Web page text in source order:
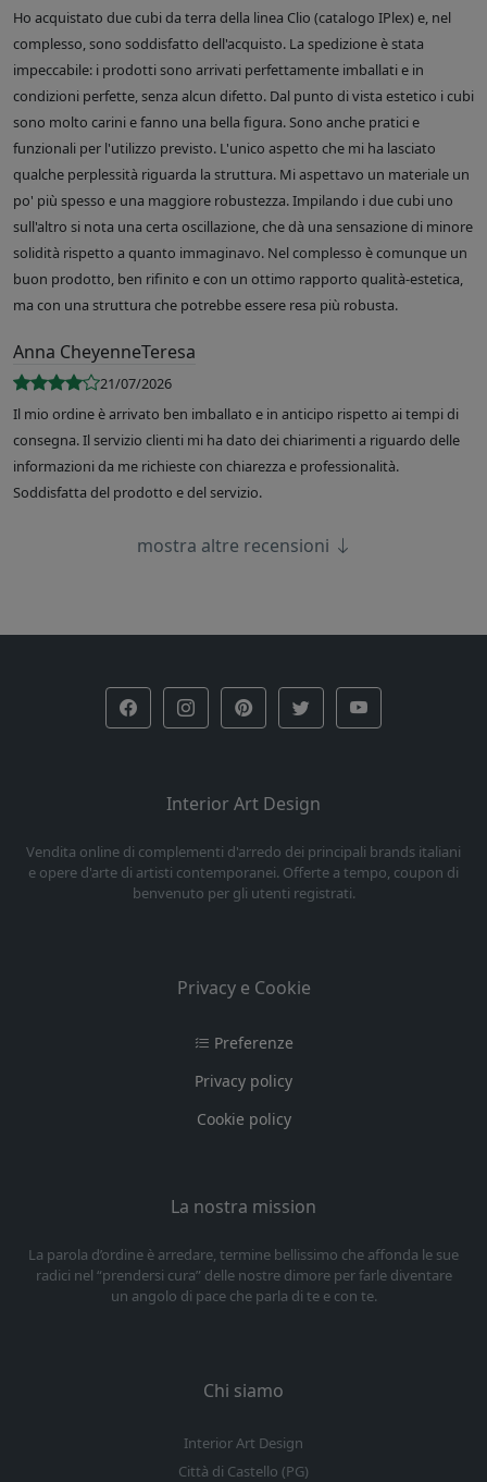
Ho acquistato due cubi da terra della linea Clio (catalogo IPlex) e, nel
complesso, sono soddisfatto dell'acquisto. La spedizione è stata
impeccabile: i prodotti sono arrivati perfettamente imballati e in
condizioni perfette, senza alcun difetto. Dal punto di vista estetico i cubi
sono molto carini e fanno una bella figura. Sono anche pratici e
funzionali per l'utilizzo previsto. L'unico aspetto che mi ha lasciato
qualche perplessità riguarda la struttura. Mi aspettavo un materiale un
po' più spesso e una maggiore robustezza. Impilando i due cubi uno
sull'altro si nota una certa oscillazione, che dà una sensazione di minore
solidità rispetto a quanto immaginavo. Nel complesso è comunque un
buon prodotto, ben rifinito e con un ottimo rapporto qualità-estetica,
ma con una struttura che potrebbe essere resa più robusta.
Anna CheyenneTeresa
21/07/2026
Il mio ordine è arrivato ben imballato e in anticipo rispetto ai tempi di
consegna. Il servizio clienti mi ha dato dei chiarimenti a riguardo delle
informazioni da me richieste con chiarezza e professionalità.
Soddisfatta del prodotto e del servizio.
mostra altre recensioni
Interior Art Design
Vendita online di complementi d'arredo dei principali brands italiani
e opere d'arte di artisti contemporanei. Offerte a tempo, coupon di
benvenuto per gli utenti registrati.
Privacy e Cookie
Preferenze
Privacy policy
Cookie policy
La nostra mission
La parola d’ordine è arredare, termine bellissimo che affonda le sue
radici nel “prendersi cura” delle nostre dimore per farle diventare
un angolo di pace che parla di te e con te.
Chi siamo
Interior Art Design
Città di Castello (PG)